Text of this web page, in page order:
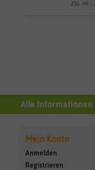
250 ml
Alle
Mein Konto
Anmelden
Registrieren